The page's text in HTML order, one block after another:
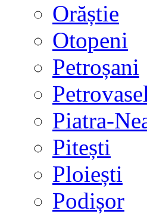
Orăștie
Otopeni
Petroșani
Piatra-
Pitești
Ploiești
Podișor